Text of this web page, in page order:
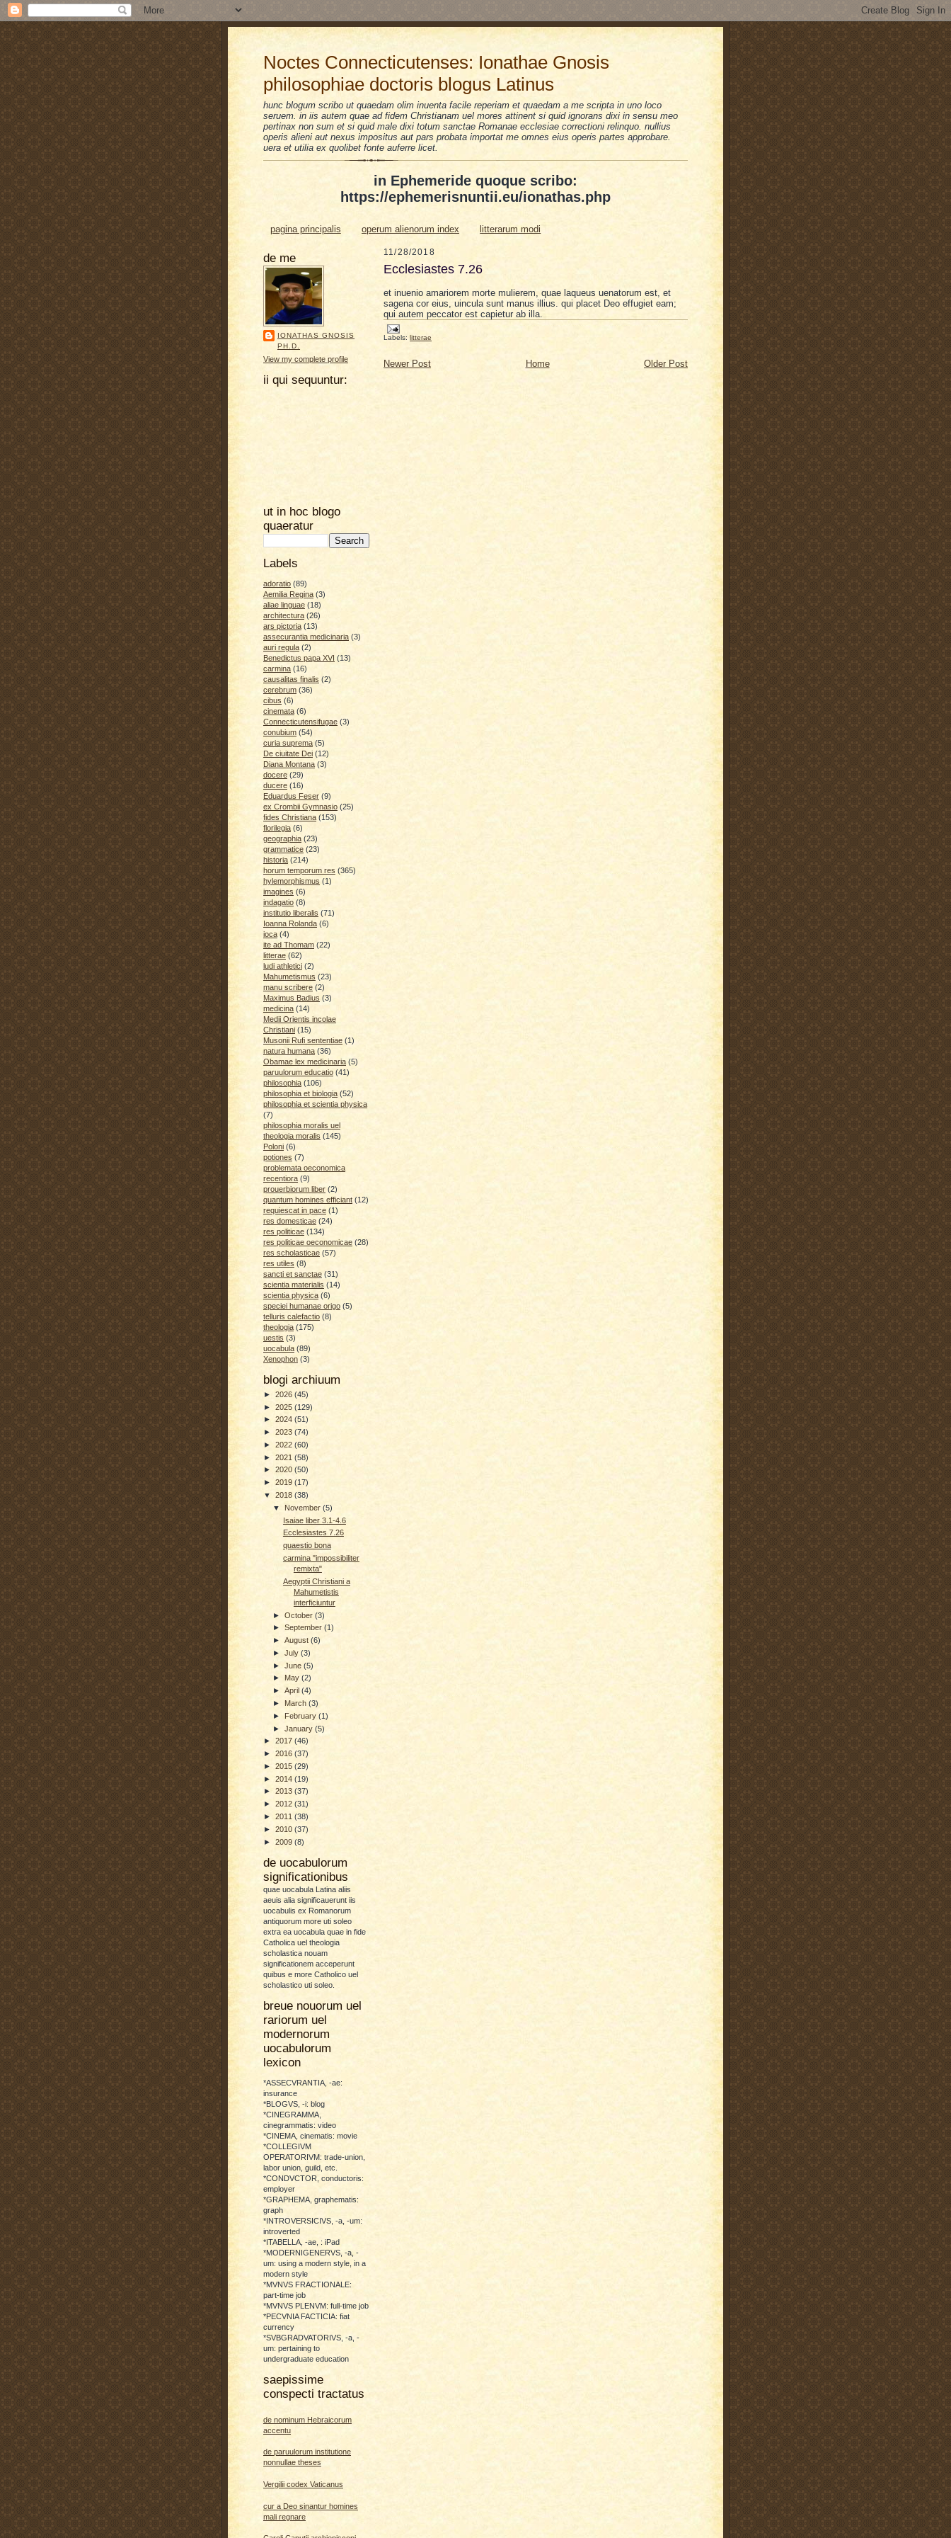
Noctes Connecticutenses: Ionathae Gnosis
philosophiae doctoris blogus Latinus
hunc blogum scribo ut quaedam olim inuenta facile reperiam et quaedam a me scripta in uno loco
seruem. in iis autem quae ad fidem Christianam uel mores attinent si quid ignorans dixi in sensu meo
pertinax non sum et si quid male dixi totum sanctae Romanae ecclesiae correctioni relinquo. nullius
operis alieni aut nexus impositus aut pars probata importat me omnes eius operis partes approbare.
uera et utilia ex quolibet fonte auferre licet.
in Ephemeride quoque scribo:
https://ephemerisnuntii.eu/ionathas.php
pagina principalis operum alienorum index litterarum modi
de me
IONATHAS GNOSIS
PH.D.
View my complete profile
ii qui sequuntur:
ut in hoc blogo
quaeratur
Labels
adoratio (89)
Aemilia Regina (3)
aliae linguae (18)
architectura (26)
ars pictoria (13)
assecurantia medicinaria (3)
auri regula (2)
Benedictus papa XVI (13)
carmina (16)
causalitas finalis (2)
cerebrum (36)
cibus (6)
cinemata (6)
Connecticutensifugae (3)
conubium (54)
curia suprema (5)
De ciuitate Dei (12)
Diana Montana (3)
docere (29)
ducere (16)
Eduardus Feser (9)
ex Crombii Gymnasio (25)
fides Christiana (153)
florilegia (6)
geographia (23)
grammatice (23)
historia (214)
horum temporum res (365)
hylemorphismus (1)
imagines (6)
indagatio (8)
institutio liberalis (71)
Ioanna Rolanda (6)
ioca (4)
ite ad Thomam (22)
litterae (62)
ludi athletici (2)
Mahumetismus (23)
manu scribere (2)
Maximus Badius (3)
medicina (14)
Medii Orientis incolae
Christiani (15)
Musonii Rufi sententiae (1)
natura humana (36)
Obamae lex medicinaria (5)
paruulorum educatio (41)
philosophia (106)
philosophia et biologia (52)
philosophia et scientia physica
(7)
philosophia moralis uel
theologia moralis (145)
Poloni (6)
potiones (7)
problemata oeconomica
recentiora (9)
prouerbiorum liber (2)
quantum homines efficiant (12)
requiescat in pace (1)
res domesticae (24)
res politicae (134)
res politicae oeconomicae (28)
res scholasticae (57)
res utiles (8)
sancti et sanctae (31)
scientia materialis (14)
scientia physica (6)
speciei humanae origo (5)
telluris calefactio (8)
theologia (175)
uestis (3)
uocabula (89)
Xenophon (3)
blogi archiuum
► 2026 (45)
► 2025 (129)
► 2024 (51)
► 2023 (74)
► 2022 (60)
► 2021 (58)
► 2020 (50)
► 2019 (17)
▼ 2018 (38)
▼ November(5)
Isaiae liber 3.1-4.6
Ecclesiastes 7.26
quaestio bona
carmina "impossibiliter
remixta"
Aegyptii Christiani a
Mahumetistis
interficiuntur
►October(3)
►September(1)
►August(6)
►July(3)
►June(5)
► May(2)
►April(4)
►March(3)
►February(1)
►January(5)
► 2017 (46)
► 2016 (37)
► 2015 (29)
► 2014 (19)
► 2013 (37)
► 2012 (31)
► 2011 (38)
► 2010 (37)
► 2009 (8)
de uocabulorum
significationibus
quae uocabula Latina aliis
aeuis alia significauerunt iis
uocabulis ex Romanorum
antiquorum more uti soleo
extra ea uocabula quae in fide
Catholica uel theologia
scholastica nouam
significationem acceperunt
quibus e more Catholico uel
scholastico uti soleo.
breue nouorum uel
rariorum uel
modernorum
uocabulorum
lexicon
*ASSECVRANTIA, -ae:
insurance
*BLOGVS, -i: blog
*CINEGRAMMA,
cinegrammatis: video
*CINEMA, cinematis: movie
*COLLEGIVM
OPERATORIVM: trade-union,
labor union, guild, etc.
*CONDVCTOR, conductoris:
employer
*GRAPHEMA, graphematis:
graph
*INTROVERSICIVS, -a, -um:
introverted
*ITABELLA, -ae, : iPad
*MODERNIGENERVS, -a, -
um: using a modern style, in a
modern style
*MVNVS FRACTIONALE:
part-time job
*MVNVS PLENVM: full-time job
*PECVNIA FACTICIA: fiat
currency
*SVBGRADVATORIVS, -a, -
um: pertaining to
undergraduate education
saepissime
conspecti tractatus
de nominum Hebraicorum
accentu
de paruulorum institutione
nonnullae theses
Vergilii codex Vaticanus
cur a Deo sinantur homines
mali regnare
11/28/2018
Ecclesiastes 7.26
et inuenio amariorem morte mulierem, quae laqueus uenatorum est, et
sagena cor eius, uincula sunt manus illius. qui placet Deo effugiet eam;
qui autem peccator est capietur ab illa.
Labels: litterae
Newer Post Older Post
Home